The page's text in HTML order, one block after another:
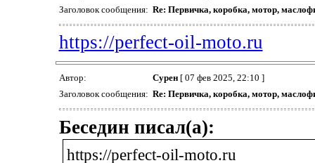
Заголовок сообщения: Re: Первичка, коробка, мотор,
https://perfect-oil-moto.ru
Автор: Сурен[ 07 фев 2025, 22:10 ]
Заголовок сообщения: Re: Первичка, коробка, мотор,
Беседин писал(а):
https://perfect-oil-moto.ru